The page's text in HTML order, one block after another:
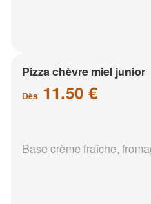
Pizza chèvre miel junior
Dès 11.50 €
Base crème fraîche,